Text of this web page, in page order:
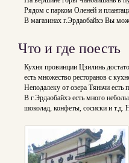
Рядом с парком Оленей и
В магазинах г.Эрдаобайхэ Вы
Что и где поесть
Кухня провинции Цзилинь
есть множество ресторанов с
Неподалеку от озера Тяньчи
В г.Эрдаобайхэ есть много
шоколад, конфеты, сосиски и